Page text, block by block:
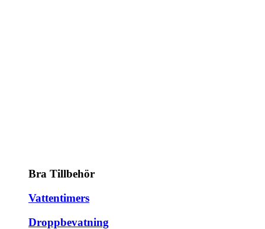
Bra Tillbehör
Vattentimers
Droppbevatning